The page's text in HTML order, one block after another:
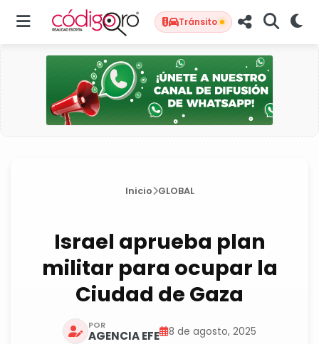
Tránsito
Inicio GLOBAL
Israel aprueba plan
militar para ocupar la
Ciudad de Gaza
POR
AGENCIA EFE 8 de agosto, 2025